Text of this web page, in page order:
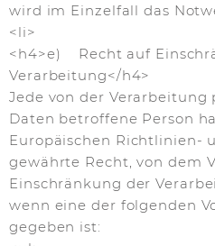
wird im Einzelfall das
<li>
<h4>e) Recht auf
Verarbeitung</h4>
Jede von der Verarbeitung
Daten betroffene Person
Europäischen Richtlinien-
gewährte Recht, von dem
Einschränkung der
wenn eine der folgenden
gegeben ist: